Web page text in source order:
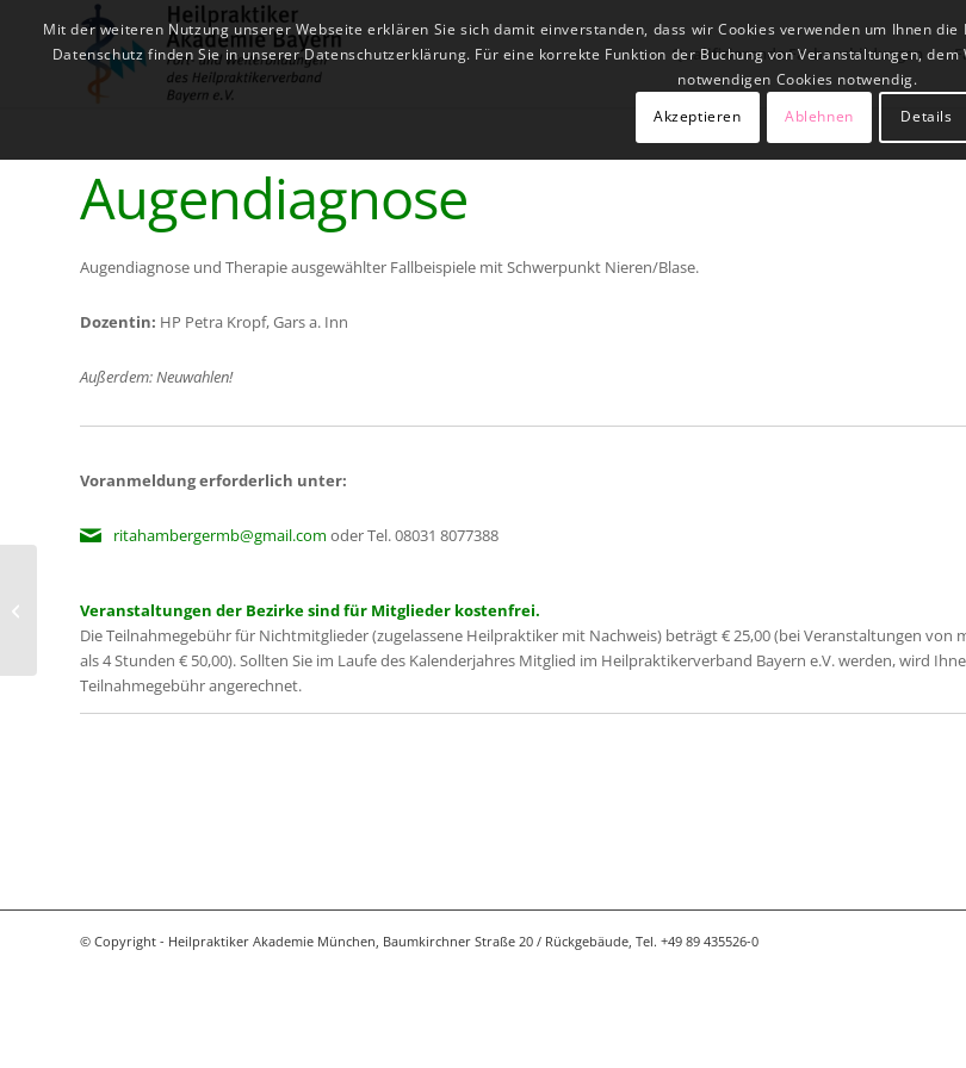
Qualifizierende Fachausbildungen
Augendiagnose
Augendiagnose und Therapie ausgewählter Fallbeispiele mit Schwerpunkt Nieren/Blase.
Dozentin: HP Petra Kropf, Gars a. Inn
Außerdem: Neuwahlen!
Voranmeldung erforderlich unter:
ritahambergermb@gmail.com oder Tel. 08031 8077388
Veranstaltungen der Bezirke sind für Mitglieder kostenfrei.
Die Teilnahmegebühr für Nichtmitglieder (zugelassene Heilpraktiker mit Nachweis) beträgt € 25,00 (bei Veranstaltungen von
als 4 Stunden € 50,00). Sollten Sie im Laufe des Kalenderjahres Mitglied im Heilpraktikerverband Bayern e.V. werden, wird
Teilnahmegebühr angerechnet.
© Copyright - Heilpraktiker Akademie München, Baumkirchner Straße 20 / Rückgebäude, Tel. +49 89 435526-0
Ferronato
Mit der weiteren Nutzung unserer Webseite erklären Sie sich damit einverstanden, dass wir Cookies verwenden um Ihnen
Datenschutz finden Sie in unserer Datenschutzerklärung. Für eine korrekte Funktion der Buchung von Veranstaltungen,
notwendigen Cookies notwendig.
Akzeptieren
Ablehnen Details